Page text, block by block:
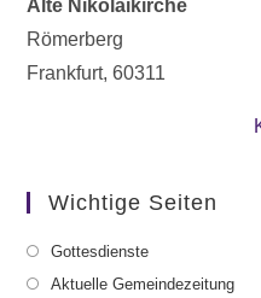
Alte Nikolaikirche
Römerberg
Frankfurt,60311
Wichtige Seiten
Gottesdienste
Aktuelle Gemeindezeitung